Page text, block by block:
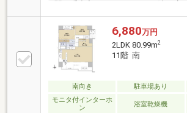
ルシェ池下店、ダイソーパレマルシ
６０ｍ、セブンイレブン名古屋春岡
ｍ。
6,880万円
2LDK 80.99m2
11階 南
南向き 駐車場あり
モニタ付インターホ
ン
浴室乾燥機